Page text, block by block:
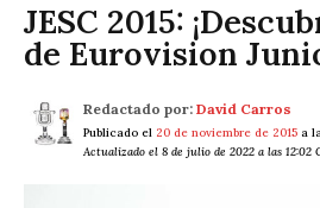
JESC 2015:
de Eurovision
Redactado por: David Carros
Publicado el 20 de noviembre de 2015 a
Actualizado el 8 de julio de 2022 a las 12:02